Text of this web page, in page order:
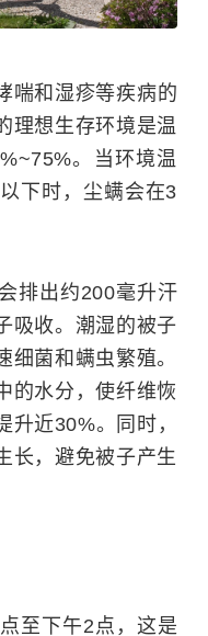
喘和湿疹等疾病的
理想生存环境是温
。当环境温
下时，尘螨会在3
排出约200毫升汗
吸收。潮湿的被子
细菌和螨虫繁殖。
的水分，使纤维恢
升近30%。同时，
长，避免被子产生
至下午2点，这是